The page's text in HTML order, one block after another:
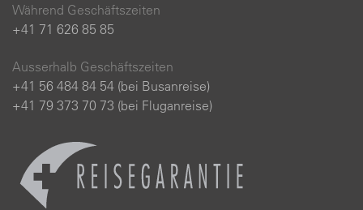
Während Geschäftszeiten
+41 71 626 85 85
Ausserhalb Geschäftszeiten
+41 56 484 84 54 (bei Busanreise)
+41 79 373 70 73 (bei Fluganreise)